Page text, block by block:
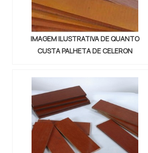
IMAGEM ILUSTRATIVA DE QUANTO
CUSTA PALHETA DE CELERON